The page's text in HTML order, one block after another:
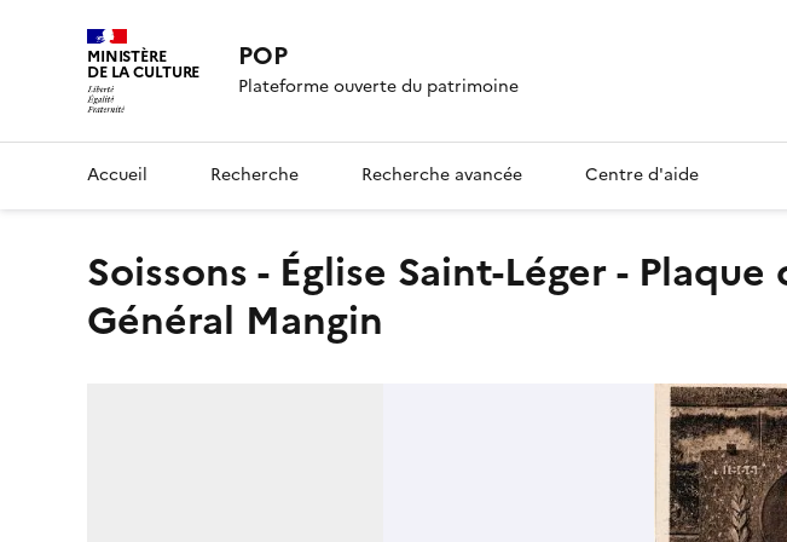
MINISTÈRE
DE LA CULTURE POP
Plateforme ouverte du patrimoine
Accueil Recherche Recherche avancée Centre d'aide
Soissons - Église Saint-Léger - Plaque commémorative du
Général Mangin